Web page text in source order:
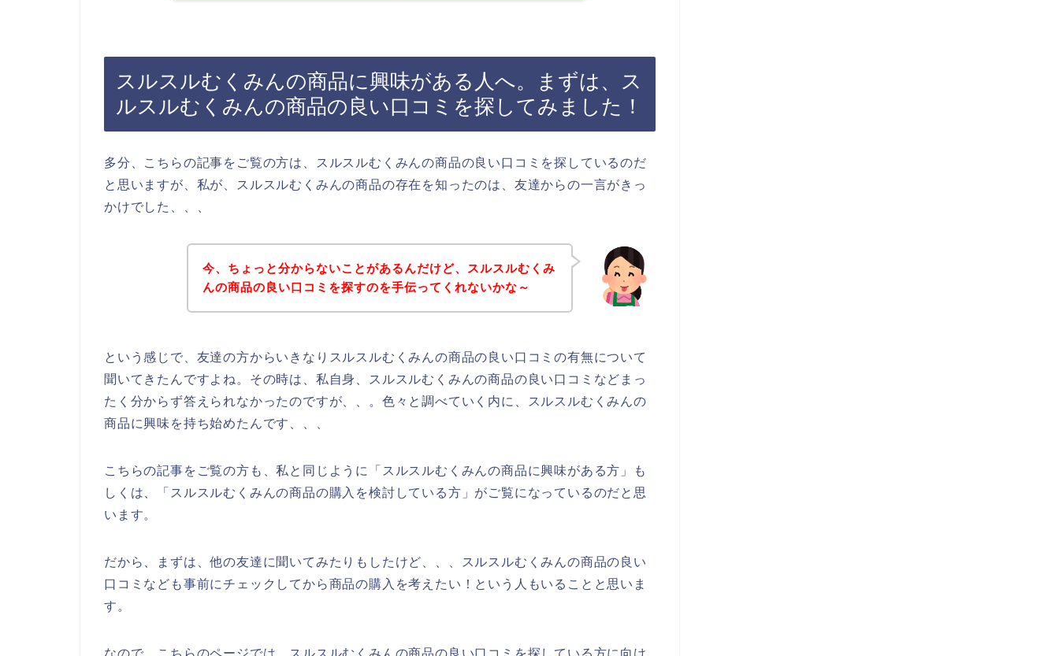
スルスルむくみんの商品に興味がある人へ。まずは、ス
ルスルむくみんの商品の良い口コミを探してみました！
多分、こちらの記事をご覧の方は、スルスルむくみんの商品の良い口コミを探しているのだ
と思いますが、私が、スルスルむくみんの商品の存在を知ったのは、友達からの一言がきっ
かけでした、、、
今、ちょっと分からないことがあるんだけど、スルスルむくみ
んの商品の良い口コミを探すのを手伝ってくれないかな～
という感じで、友達の方からいきなりスルスルむくみんの商品の良い口コミの有無について
聞いてきたんですよね。その時は、私自身、スルスルむくみんの商品の良い口コミなどまっ
たく分からず答えられなかったのですが、、。色々と調べていく内に、スルスルむくみんの
商品に興味を持ち始めたんです、、、
こちらの記事をご覧の方も、私と同じように「スルスルむくみんの商品に興味がある方」も
しくは、「スルスルむくみんの商品の購入を検討している方」がご覧になっているのだと思
います。
だから、まずは、他の友達に聞いてみたりもしたけど、、、スルスルむくみんの商品の良い
口コミなども事前にチェックしてから商品の購入を考えたい！という人もいることと思いま
す。